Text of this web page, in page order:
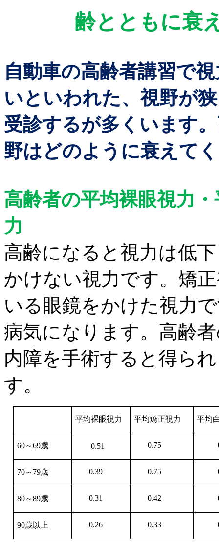
齢ととも
自動車の高齢者講習で
いといわれた、視野が
受診するが多くいます
野はどのように衰えて
高齢者の平均裸眼視力
力
高齢になると視力は低
かけない視力です。矯
いる眼鏡をかけた視力
病気になります。高齢
内障を手術すると得ら
す。
平均裸眼視力 平均矯正視力 平均
60～69歳 0.51 0.75
70～ 79歳 0.39 0.75
80～89歳 0.31 0.42
90歳以上 0.26 0.33